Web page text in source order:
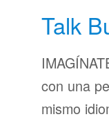
Talk
con una
mismo